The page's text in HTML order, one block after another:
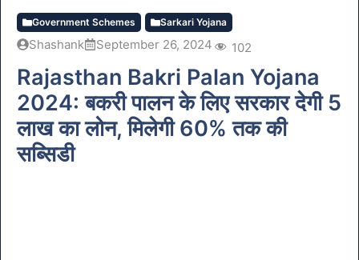
Government Schemes Sarkari Yojana
Shashank September 26, 2024 102
Rajasthan Bakri Palan Yojana
2024: बकरी पालन के लिए सरकार देगी 5
लाख का लोन, मिलेगी 60% तक की
सब्सिडी